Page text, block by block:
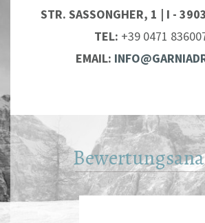
STR. SASSONGHER, 1 | I -
TEL: +39 0471
EMAIL: